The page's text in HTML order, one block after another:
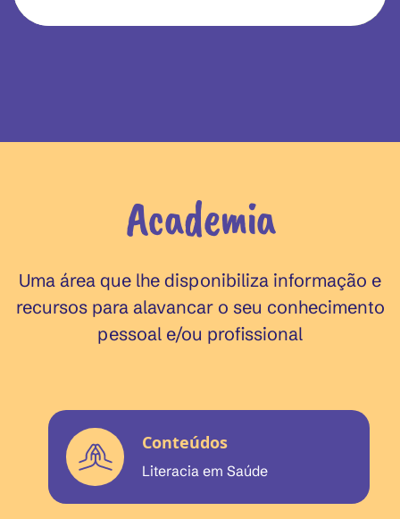
Academia
Uma área que lhe disponibiliza informação e
recursos para alavancar o seu conhecimento
pessoal e/ou profissional
Conteúdos
Literacia em Saúde